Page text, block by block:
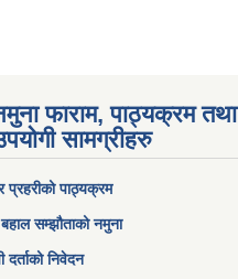
फाराम, पाठ्यक्रम तथा
सामग्रीहरु
प्रहरीको पाठ्यक्रम
सम्झौताको नमुना
दर्ताको निवेदन